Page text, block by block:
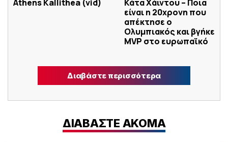
Athens Kallithea (vid)
Κάτα Χάιντου – Ποια
είναι η 20χρονη που
απέκτησε ο
Ολυμπιακός και βγήκε
MVP στο ευρωπαϊκό
Διαβάστε περισσότερα
ΔΙΑΒΑΣΤΕ ΑΚΟΜΑ